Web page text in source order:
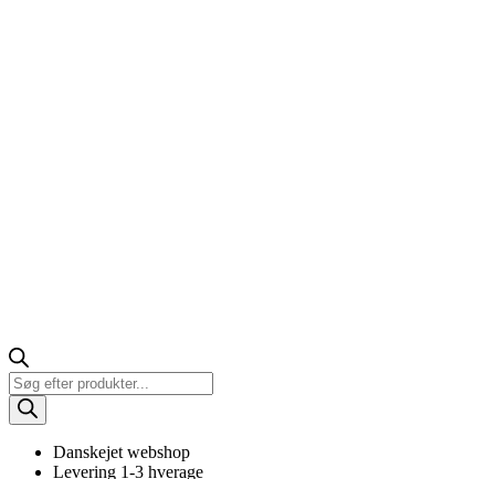
Products
search
Danskejet webshop
Levering 1-3 hverage